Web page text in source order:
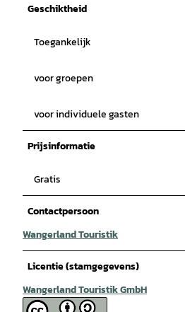
Geschiktheid
Toegankelijk
voor groepen
voor individuele gasten
Prijsinformatie
Gratis
Contactpersoon
Wangerland Touristik
Licentie (stamgegevens)
Wangerland Touristik GmbH